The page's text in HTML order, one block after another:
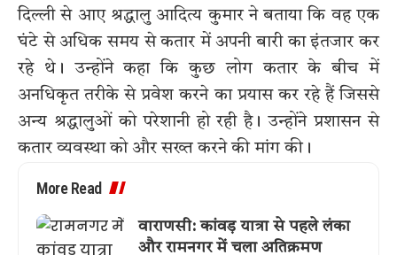
दिल्ली से आए श्रद्धालु आदित्य कुमार ने बताया कि वह एक
घंटे से अधिक समय से कतार में अपनी बारी का इंतजार कर
रहे थे। उन्होंने कहा कि कुछ लोग कतार के बीच में
अनधिकृत तरीके से प्रवेश करने का प्रयास कर रहे हैं जिससे
अन्य श्रद्धालुओं को परेशानी हो रही है। उन्होंने प्रशासन से
कतार व्यवस्था को और सख्त करने की मांग की।
More Read
वाराणसी: कांवड़ यात्रा से पहले लंका
और रामनगर में चला अतिक्रमण